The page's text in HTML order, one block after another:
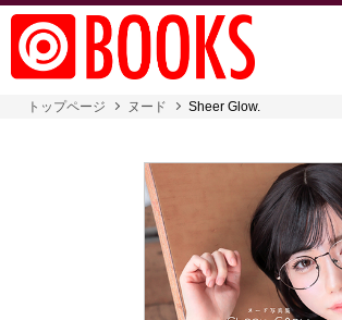
トップページ ヌード Sheer Glow.